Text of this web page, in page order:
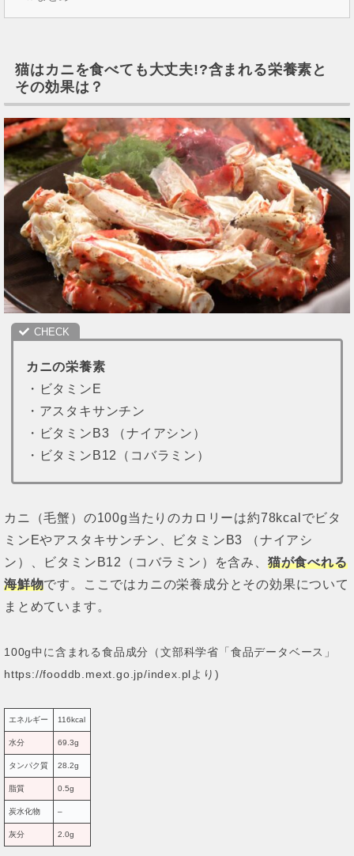
猫はカニを食べても大丈夫!?含まれる栄養素と
その効果は？
カニの栄養素
・ビタミンE
・アスタキサンチン
・ビタミンB3 （ナイアシン）
・ビタミンB12（コバラミン）
カニ（毛蟹）の100g当たりのカロリーは約78kcalでビタ
ミンEやアスタキサンチン、ビタミンB3 （ナイアシ
ン）、ビタミンB12（コバラミン）を含み、 猫が食べれる
海鮮物です。ここではカニの栄養成分とその効果について
まとめています。
100g中に含まれる食品成分（文部科学省「食品データベース」
https://fooddb.mext.go.jp/index.plより)
エネルギー 116kcal
水分 69.3g
タンパク質 28.2g
脂質 0.5g
炭水化物 –
灰分 2.0g